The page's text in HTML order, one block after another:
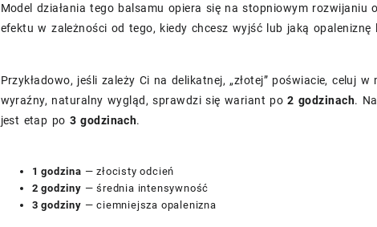
Model działania tego balsamu opiera się na stopniowym rozwijaniu
efektu w zależności od tego, kiedy chcesz wyjść lub jaką opaleniznę
Przykładowo, jeśli zależy Ci na delikatnej, „złotej” poświacie, celuj
wyraźny, naturalny wygląd, sprawdzi się wariant po2 godzinach.
jest etap po 3 godzinach.
1 godzina — złocisty odcień
2 godziny — średnia intensywność
3 godziny — ciemniejsza opalenizna